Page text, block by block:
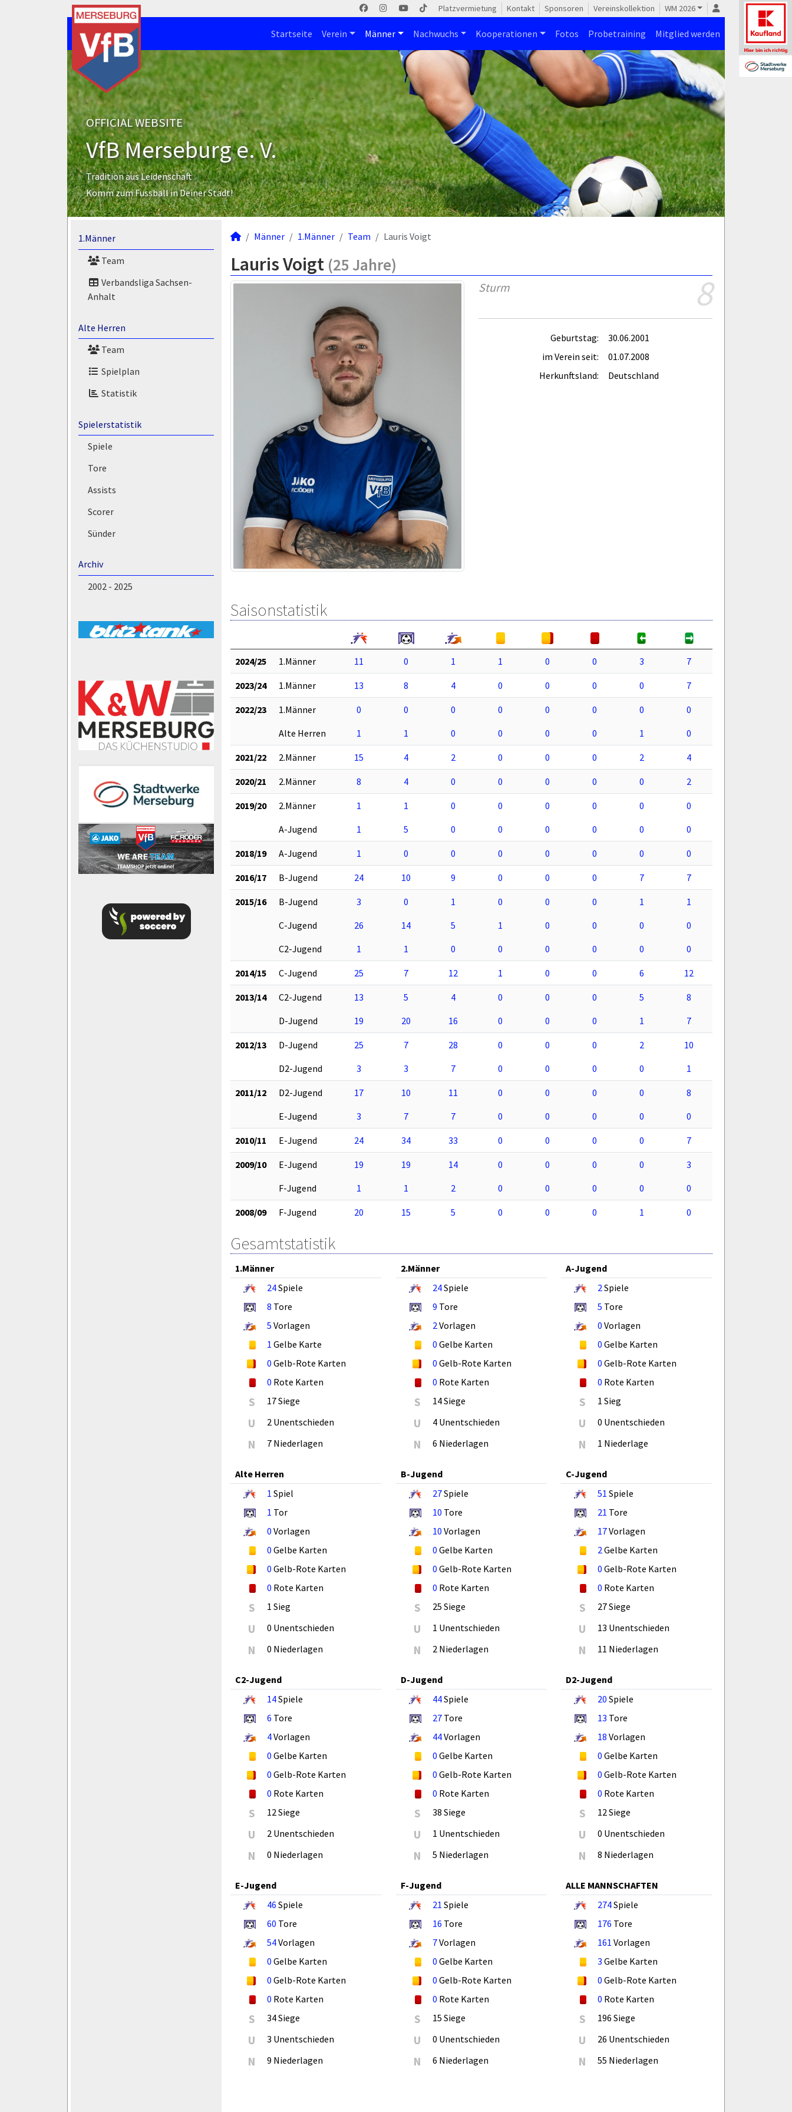
Platzvermietung Kontakt Sponsoren Vereinskollektion WM 2026
Startseite Verein Männer Nachwuchs Kooperationen Fotos Probetraining Mitglied werden
OFFICIAL WEBSITE
VfB Merseburg e. V.
Tradition aus Leidenschaft
Komm zum Fussball in Deiner Stadt!
1.Männer
Team
Verbandsliga Sachsen-
Anhalt
Alte Herren
Team
Spielplan
Statistik
Spielerstatistik
Spiele
Tore
Assists
Scorer
Sünder
Archiv
2002 - 2025
Männer 1.Männer Team Lauris Voigt
Lauris Voigt (25 Jahre)
8
Sturm
Geburtstag:
30.06.2001
im Verein seit:
01.07.2008
Herkunftsland:
Deutschland
Saisonstatistik
2024/25 1.Männer 11 0 1 1 0 0 3 7
2023/24 1.Männer 13 8 4 0 0 0 0 7
2022/23 1.Männer 0 0 0 0 0 0 0
0
Alte Herren
1 1 0 0 0 0 1 0
2021/22 2.Männer 15 4 2 0 0 0 2 4
2020/21 2.Männer 8 4 0 0 0 0 0 2
2019/20 2.Männer 1 1 0 0 0 0 0
0
A-Jugend
1 5 0 0 0 0 0 0
2018/19 A-Jugend 1 0 0 0 0 0 0 0
2016/17 B-Jugend 24 10 9 0 0 0 7 7
2015/16 B-Jugend 3 0 1 0 0 0 1
1
C-Jugend
26 14 5 1 0 0 0
0
C2-Jugend
1 1 0 0 0 0 0 0
2014/15 C-Jugend 25 7 12 1 0 0 6 12
2013/14 C2-Jugend 13 5 4 0 0 0 5
8
D-Jugend
19 20 16 0 0 0 1 7
2012/13 D-Jugend 25 7 28 0 0 0 2
10
D2-Jugend
3 3 7 0 0 0 0 1
2011/12 D2-Jugend 17 10 11 0 0 0 0
8
E-Jugend
3 7 7 0 0 0 0 0
2010/11 E-Jugend 24 34 33 0 0 0 0 7
2009/10 E-Jugend 19 19 14 0 0 0 0
3
F-Jugend
1 1 2 0 0 0 0 0
2008/09 F-Jugend 20 15 5 0 0 0 1 0
Gesamtstatistik
1.Männer
24Spiele
8 Tore
5 Vorlagen
1 Gelbe Karte
0 Gelb-Rote Karten
0 Rote Karten
S 17 Siege
U 2 Unentschieden
N 7 Niederlagen
2.Männer
24Spiele
9 Tore
2Vorlagen
0 Gelbe Karten
0 Gelb-Rote Karten
0 Rote Karten
S 14 Siege
U 4 Unentschieden
N 6 Niederlagen
A-Jugend
2Spiele
5 Tore
0 Vorlagen
0 Gelbe Karten
0 Gelb-Rote Karten
0 Rote Karten
S 1 Sieg
U 0 Unentschieden
N 1 Niederlage
Alte Herren
1 Spiel
1 Tor
0 Vorlagen
0 Gelbe Karten
0 Gelb-Rote Karten
0 Rote Karten
S 1 Sieg
U 0 Unentschieden
N 0 Niederlagen
B-Jugend
27Spiele
10 Tore
10 Vorlagen
0 Gelbe Karten
0 Gelb-Rote Karten
0 Rote Karten
S 25 Siege
U 1 Unentschieden
N 2 Niederlagen
C-Jugend
51 Spiele
21 Tore
17Vorlagen
2Gelbe Karten
0 Gelb-Rote Karten
0 Rote Karten
S 27 Siege
U 13 Unentschieden
N 11 Niederlagen
C2-Jugend
14Spiele
6 Tore
4Vorlagen
0 Gelbe Karten
0 Gelb-Rote Karten
0 Rote Karten
S 12 Siege
U 2 Unentschieden
N 0 Niederlagen
D-Jugend
44Spiele
27Tore
44Vorlagen
0 Gelbe Karten
0 Gelb-Rote Karten
0 Rote Karten
S 38 Siege
U 1 Unentschieden
N 5 Niederlagen
D2-Jugend
20 Spiele
13 Tore
18 Vorlagen
0 Gelbe Karten
0 Gelb-Rote Karten
0 Rote Karten
S 12 Siege
U 0 Unentschieden
N 8 Niederlagen
E-Jugend
46 Spiele
60 Tore
54Vorlagen
0 Gelbe Karten
0 Gelb-Rote Karten
0 Rote Karten
S 34 Siege
U 3 Unentschieden
N 9 Niederlagen
F-Jugend
21 Spiele
16 Tore
7Vorlagen
0 Gelbe Karten
0 Gelb-Rote Karten
0 Rote Karten
S 15 Siege
U 0 Unentschieden
N 6 Niederlagen
ALLE MANNSCHAFTEN
274Spiele
176 Tore
161 Vorlagen
3 Gelbe Karten
0 Gelb-Rote Karten
0 Rote Karten
S 196 Siege
U 26 Unentschieden
N 55 Niederlagen